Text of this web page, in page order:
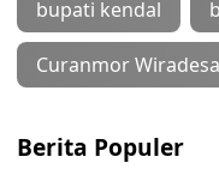
bupati kendal
Curanmor Wiradesa
Berita Populer